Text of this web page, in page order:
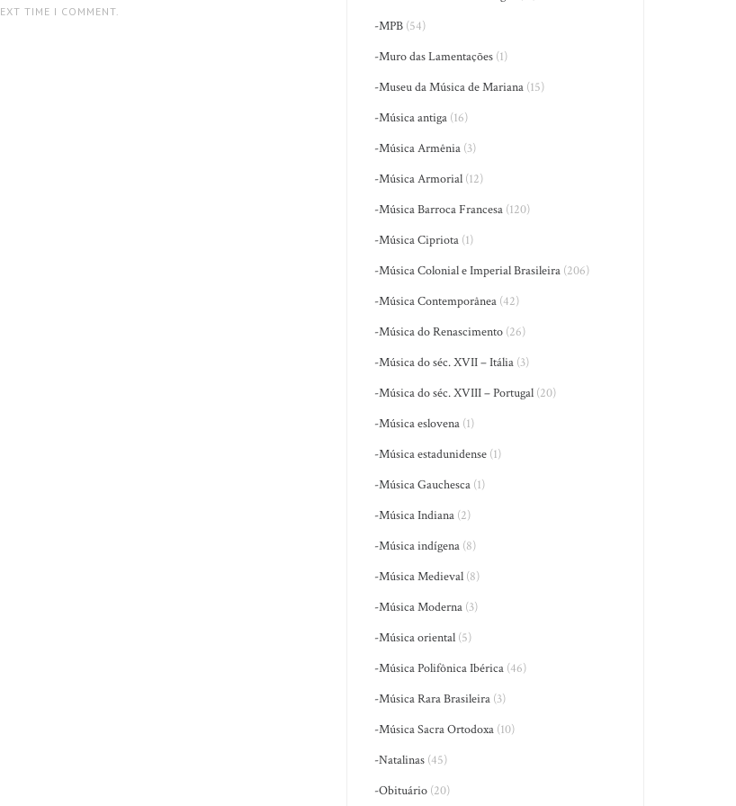
TIME I COMMENT.
-MPB (54)
-Muro das Lamentações (1)
-Museu da Música de Mariana (15)
-Música antiga (16)
-Música Armênia (3)
-Música Armorial (12)
-Música Barroca Francesa (120)
-Música Cipriota (1)
-Música Colonial e Imperial Brasileira (206)
-Música Contemporânea (42)
-Música do Renascimento (26)
-Música do séc. XVII – Itália (3)
-Música do séc. XVIII – Portugal (20)
-Música eslovena (1)
-Música estadunidense (1)
-Música Gauchesca (1)
-Música Indiana (2)
-Música indígena (8)
-Música Medieval (8)
-Música Moderna (3)
-Música oriental (5)
-Música Polifônica Ibérica (46)
-Música Rara Brasileira (3)
-Música Sacra Ortodoxa (10)
-Natalinas (45)
-Obituário (20)